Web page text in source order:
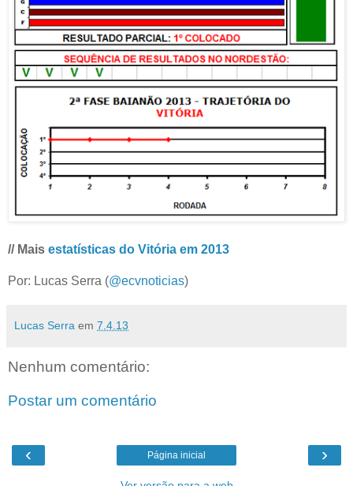
// Mais estatísticas do Vitória em 2013
Por: Lucas Serra (@ecvnoticias)
Lucas Serra em 7.4.13
Nenhum comentário:
Postar um comentário
‹ ›
Página inicial